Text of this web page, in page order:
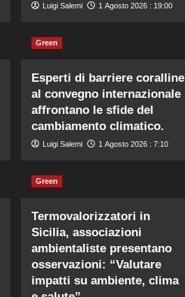
Luigi Salemi 1 Agosto 2026 : 19:00
Green
Esperti di barriere coralline
al convegno internazionale
affrontano le sfide del
cambiamento climatico.
Luigi Salemi 1 Agosto 2026 : 7:10
Green
Termovalorizzatori in
Sicilia, associazioni
ambientaliste presentano
osservazioni: “Valutare
impatti su ambiente, clima